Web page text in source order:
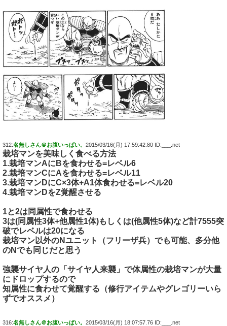
312:名無しさん＠お腹いっぱい。 2015/03/16(月) 17:59:42.80 ID:___.net
栽培マンを美味しく食べる方法
1.栽培マンAにBを食わせる=レベル6
2.栽培マンCにAを食わせる=レベル11
3.栽培マンDにC×3体+A1体食わせる=レベル20
4.栽培マンDをZ覚醒させる
1と2は同属性で食わせる
3は(同属性3体+他属性1体)もしくは(他属性5体)など計7555突
破でレベルは20になる
栽培マン以外のNユニット（フリーザ兵）でも可能、多分他
のNでも同じだと思う
強襲サイヤ人の「サイヤ人来襲」で体属性の栽培マンが大量
にドロップするので
知属性に食わせて覚醒する（修行アイテムやグレゴリーいら
ずでオススメ）
316:名無しさん＠お腹いっぱい。 2015/03/16(月) 18:07:57.76 ID:___.net